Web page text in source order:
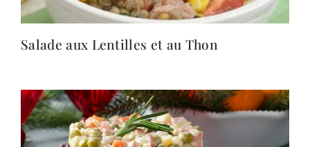
Salade aux Lentilles et au Thon